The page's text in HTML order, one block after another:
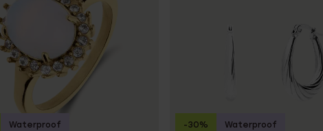
Waterproof -30% Waterproof